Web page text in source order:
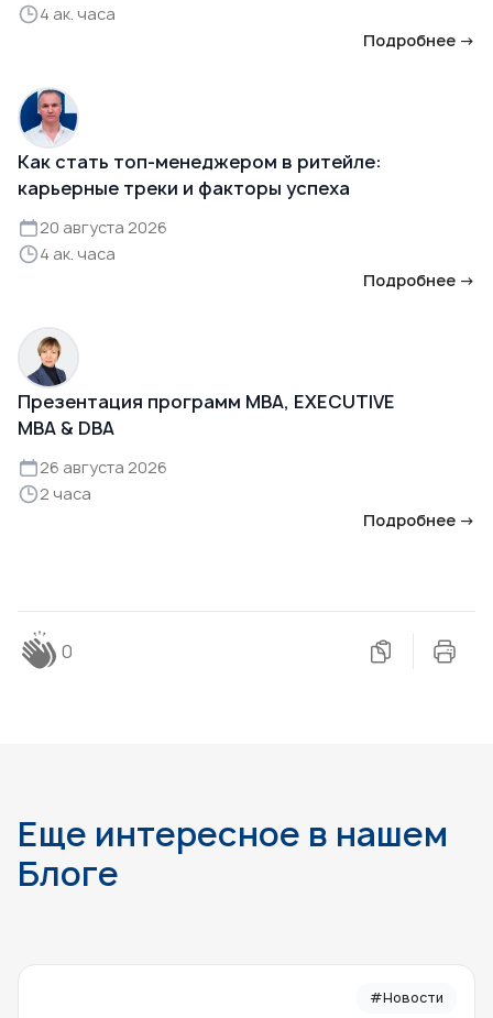
4 ак. часа
Подробнее →
Как стать топ-менеджером в ритейле:
карьерные треки и факторы успеха
20 августа 2026
4 ак. часа
Подробнее →
Презентация программ MBA, EXECUTIVE
MBA & DBA
26 августа 2026
2 часа
Подробнее →
0
Еще интересное в нашем
Блоге
#Новости